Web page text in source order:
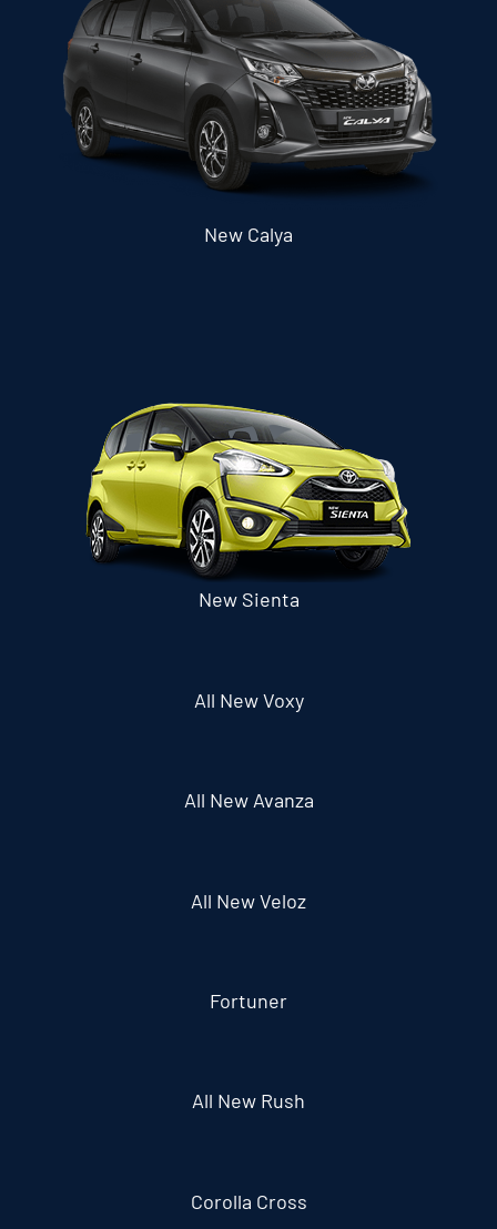
New Calya
New Sienta
All New Voxy
All New Avanza
All New Veloz
Fortuner
All New Rush
Corolla Cross